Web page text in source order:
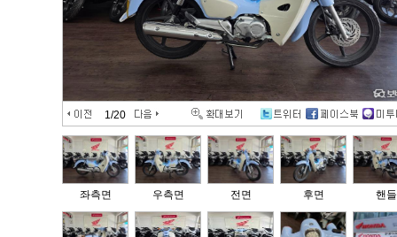
1/20
좌측면 우측면 전면 후면 핸들